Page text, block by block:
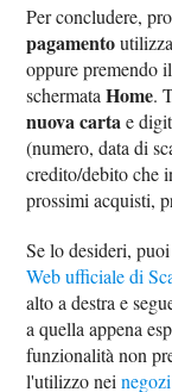
Per concludere,
pagamento
oppure premendo
schermataHome.
nuova cartae
(numero, data di
credito/debito che
prossimi acquisti,
Se lo desideri,
Web ufficiale di
alto a destra e
a quella appena
funzionalità non
l'utilizzo nei